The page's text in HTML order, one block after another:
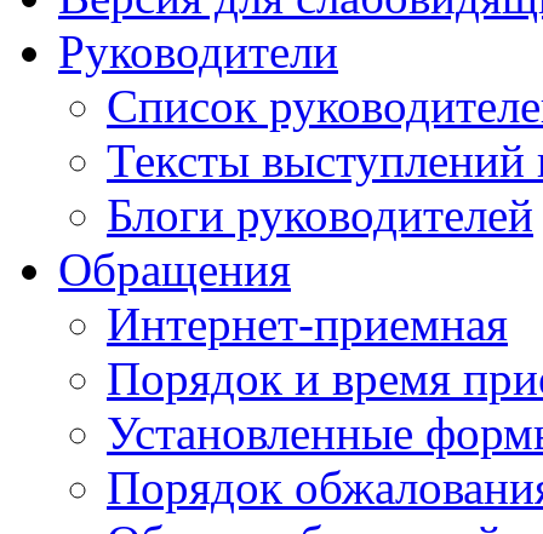
Руководители
Список
Тексты выступлений
Блоги руководителей
Обращения
Интернет-приемная
Порядок и время
Установленные
Порядок